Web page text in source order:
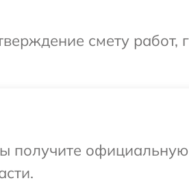
смету работ,
получите